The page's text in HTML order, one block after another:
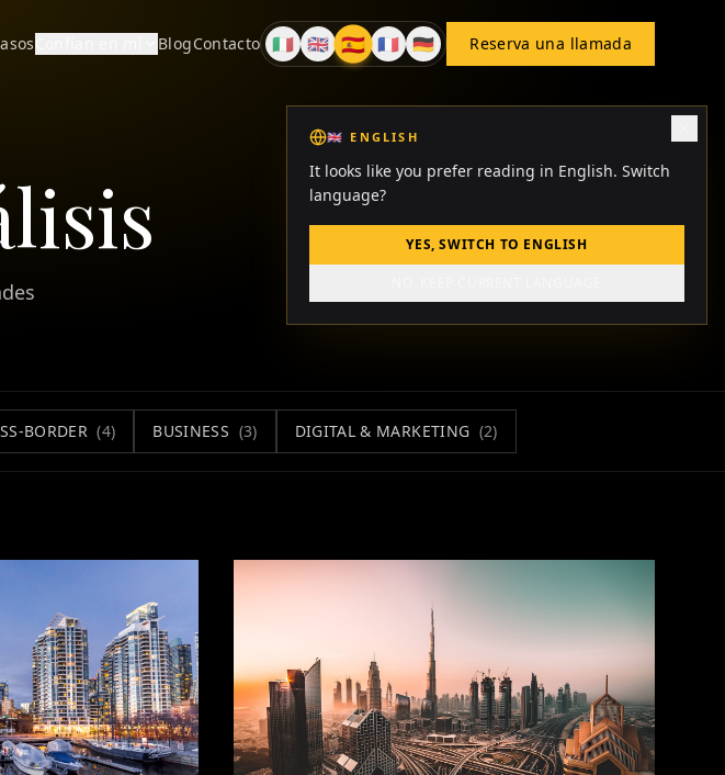
BlogContacto 🇮🇹
IT 🇬🇧EN🇪🇸
ES🇫🇷
FR 🇩🇪DE Reserva una llamada
BORDER (4) BUSINESS (3) DIGITAL & MARKETING (2)
🇬🇧 ENGLISH
It looks like you prefer reading in English. Switch
language?
YES, SWITCH TO ENGLISH